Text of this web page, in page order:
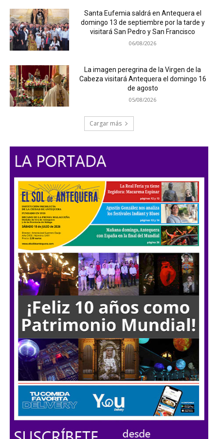
Santa Eufemia saldrá en Antequera el
domingo 13 de septiembre por la tarde y
visitará San Pedro y San Francisco
06/08/2026
La imagen peregrina de la Virgen de la
Cabeza visitará Antequera el domingo 16
de agosto
05/08/2026
Cargar más